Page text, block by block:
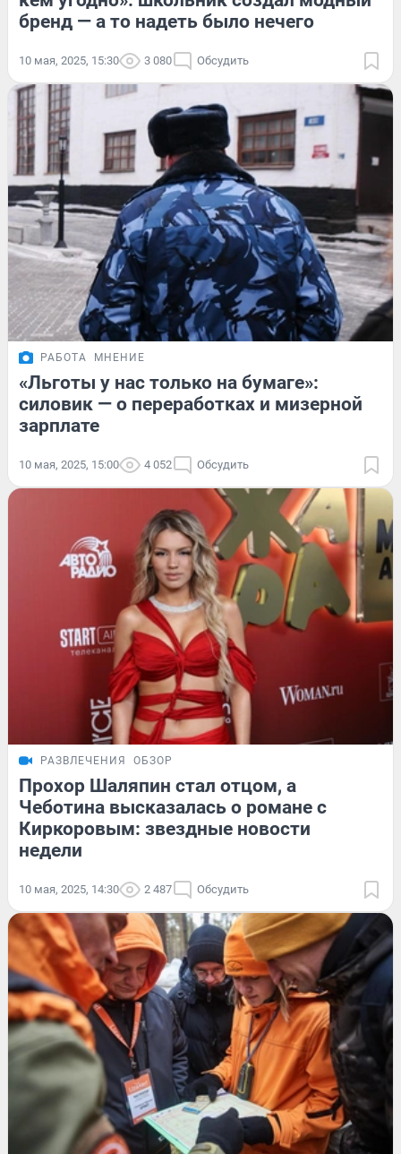
бренд — а то надеть было нечего
10 мая, 2025, 15:30 3 080 Обсудить
РАБОТА МНЕНИЕ
«Льготы у нас только на бумаге»:
силовик — о переработках и мизерной
зарплате
10 мая, 2025, 15:00 4 052 Обсудить
РАЗВЛЕЧЕНИЯ ОБЗОР
Прохор Шаляпин стал отцом, а
Чеботина высказалась о романе с
Киркоровым: звездные новости
недели
10 мая, 2025, 14:30 2 487 Обсудить